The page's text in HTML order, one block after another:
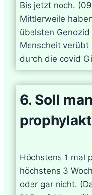
Bis jetzt noch.
Mittlerweile
übelsten
Menscheit verübt
durch die covid
6. Soll
Höchstens 1 mal
höchstens 3
oder gar nicht.